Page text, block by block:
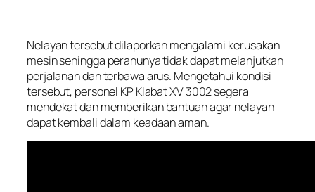
Nelayan tersebut dilaporkan mengalami kerusakan
mesin sehingga perahunya tidak dapat melanjutkan
perjalanan dan terbawa arus. Mengetahui kondisi
tersebut, personel KP Klabat XV 3002 segera
mendekat dan memberikan bantuan agar nelayan
dapat kembali dalam keadaan aman.